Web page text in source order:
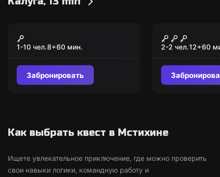
Warpoint
1-10 чел.8+60 мин.
Забронировать
Save
Fire
2-2 чел.12+60
Как выбрать квест в Мстихине
Ищете увлекательное приключение, где можно проверить
свои навыки логики, командную работу и